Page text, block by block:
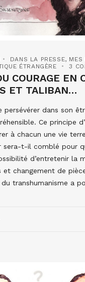
DANS LA PRESSE, MES
ÉTRANGÈRE 3
COURAGE EN
ET TALIBAN…
persévérer dans son
Ce principe
à chacun une vie
sera-t-il comblé pour
d’entretenir la
et changement de
transhumanisme a